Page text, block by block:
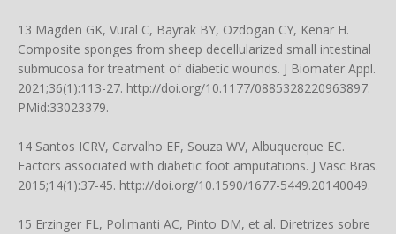
13 Magden GK, Vural C, Bayrak BY, Ozdogan CY, Kenar H.
Composite sponges from sheep decellularized small intestinal
submucosa for treatment of diabetic wounds. J Biomater Appl.
2021;36(1):113-27. http://doi.org/10.1177/0885328220963897.
PMid:33023379.
14 Santos ICRV, Carvalho EF, Souza WV, Albuquerque EC.
Factors associated with diabetic foot amputations. J Vasc Bras.
2015;14(1):37-45. http://doi.org/10.1590/1677-5449.20140049.
15 Erzinger FL, Polimanti AC, Pinto DM, et al. Diretrizes sobre